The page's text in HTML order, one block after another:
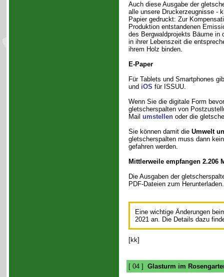
Auch diese Ausgabe der
alle unsere Druckerzeugnisse -
Papier gedruckt: Zur
Produktion entstandenen
des Bergwaldprojekts Bäume in
in ihrer Lebenszeit die
ihrem Holz binden.
E-Paper
Für Tablets und Smartphones
und iOS für ISSUU.
Wenn Sie die digitale Form
gletscherspalten von
Mail umstellenoder die
Sie können damit die Umwelt
gletscherspalten muss dann
gefahren werden.
Mittlerweile empfangen 2.206
Die Ausgaben der
PDF-Dateien zum Herunterladen.
Eine wichtige Änderungen
2021 an. Die Details dazu
[kk]
[ 04 ] Glasturm im